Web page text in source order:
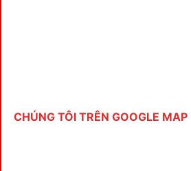
CHÚNG TÔI TRÊN GOOGLE MAP